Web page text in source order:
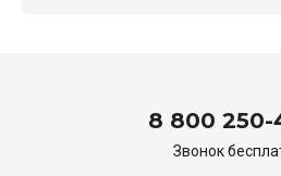
8 800 250-
Звонок